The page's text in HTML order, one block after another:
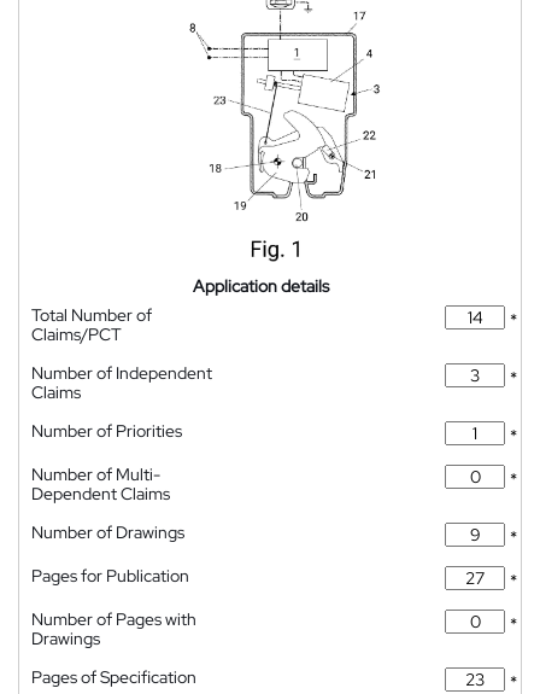
Application details
Total Number of
Claims/PCT
*
Number of Independent
Claims
*
Number of Priorities
*
Number of Multi-
Dependent Claims
*
Number of Drawings
*
Pages for Publication
*
Number of Pages with
Drawings
*
Pages of Specification
*